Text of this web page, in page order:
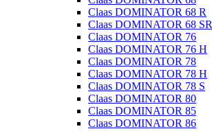
Claas DOMINATOR 68 R
Claas DOMINATOR 68 SR
Claas DOMINATOR 76
Claas DOMINATOR 76 H
Claas DOMINATOR 78
Claas DOMINATOR 78 H
Claas DOMINATOR 78 S
Claas DOMINATOR 80
Claas DOMINATOR 85
Claas DOMINATOR 86